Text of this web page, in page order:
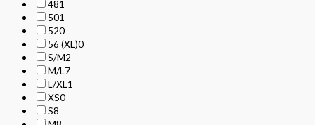
481
501
520
56 (XL)0
S/M2
M/L7
L/XL1
XS0
S8